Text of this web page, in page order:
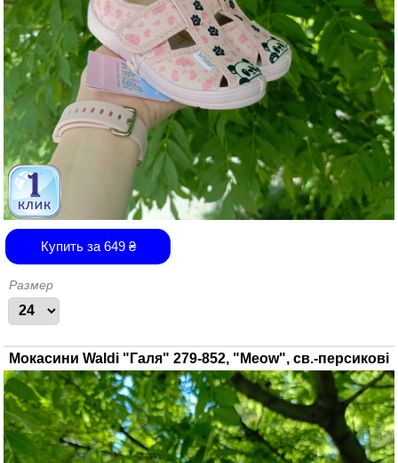
Купить за 649₴
Размер
Мокасини Waldi "Галя" 279-852, "Meow", св.-персикові